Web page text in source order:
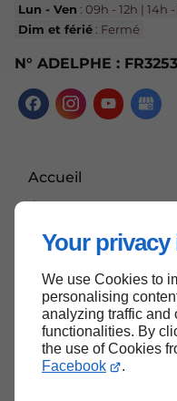
Your
We use Cookies to
personalising
analyzing traffic and
functionalities. By
the use of Cookies
Facebook
.
Lun - Ven : 09h - 12h | 14h -
Dim et férié : Fermé
N° ADELPHE :
Accueil
Contactez-nous
Mentions légales